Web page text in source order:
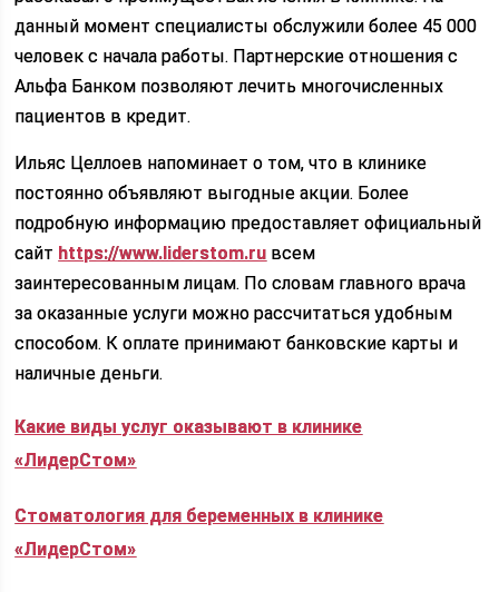
данный момент специалисты обслужили более 45 000
человек с начала работы. Партнерские отношения с
Альфа Банком позволяют лечить многочисленных
пациентов в кредит.
Ильяс Целлоев напоминает о том, что в клинике
постоянно объявляют выгодные акции. Более
подробную информацию предоставляет официальный
сайт https://www.liderstom.ru всем
заинтересованным лицам. По словам главного врача
за оказанные услуги можно рассчитаться удобным
способом. К оплате принимают банковские карты и
наличные деньги.
Какие виды услуг оказывают в клинике
«ЛидерСтом»
Стоматология для беременных в клинике
«ЛидерСтом»